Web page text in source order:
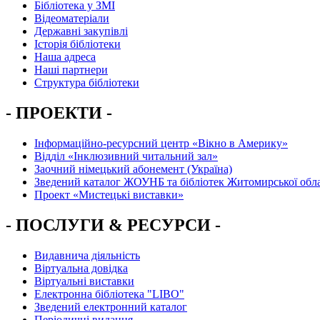
Бібліотека у ЗМІ
Відеоматеріали
Державні закупівлі
Історія бібліотеки
Наша адреса
Наші партнери
Структура бібліотеки
- ПРОЕКТИ -
Інформаційно-ресурсний центр «Вікно в Америку»
Вiддiл «Інклюзивний читальний зал»
Заочний німецький абонемент (Україна)
Зведений каталог ЖОУНБ та бібліотек Житомирської
Проект «Мистецькі виставки»
- ПОСЛУГИ & РЕСУРСИ -
Видавнича діяльність
Віртуальна довідка
Віртуальні виставки
Електронна бібліотека "LIBO"
Зведений електронний каталог